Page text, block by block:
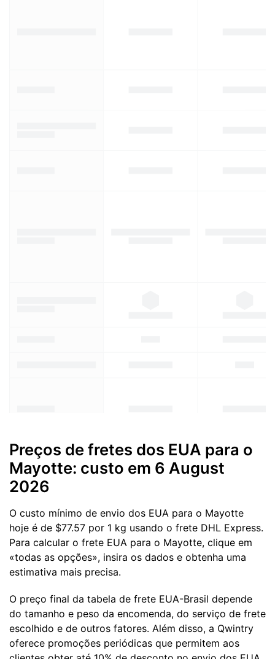
Preços de fretes dos EUA para o
Mayotte: custo em 6 August
2026
O custo mínimo de envio dos EUA para o Mayotte
hoje é de $77.57 por 1 kg usando o frete DHL Express.
Para calcular o frete EUA para o Mayotte, clique em
«todas as opções», insira os dados e obtenha uma
estimativa mais precisa.
O preço final da tabela de frete EUA-Brasil depende
do tamanho e peso da encomenda, do serviço de frete
escolhido e de outros fatores. Além disso, a Qwintry
oferece promoções periódicas que permitem aos